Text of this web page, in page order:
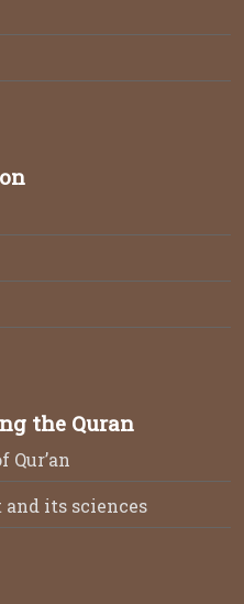
the Quran
Qur’an
its sciences